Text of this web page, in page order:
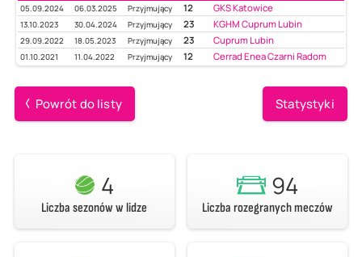
05.09.2024
06.03.2025 Przyjmujący 12 GKS Katowice
13.10.2023 30.04.2024 Przyjmujący 23 KGHM Cuprum Lubin
29.09.2022 18.05.2023 Przyjmujący 23 Cuprum Lubin
01.10.2021 11.04.2022 Przyjmujący 12 Cerrad Enea Czarni Radom
Powrót do listy Statystyki
4
Liczba sezonów w lidze
94
Liczba rozegranych meczów